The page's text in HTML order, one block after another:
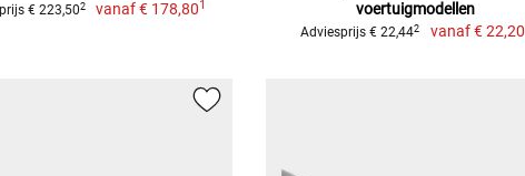
€ 223,502 vanaf€ 178,801
voertuigmodellen
Adviesprijs € 22,442 vanaf€ 22,20